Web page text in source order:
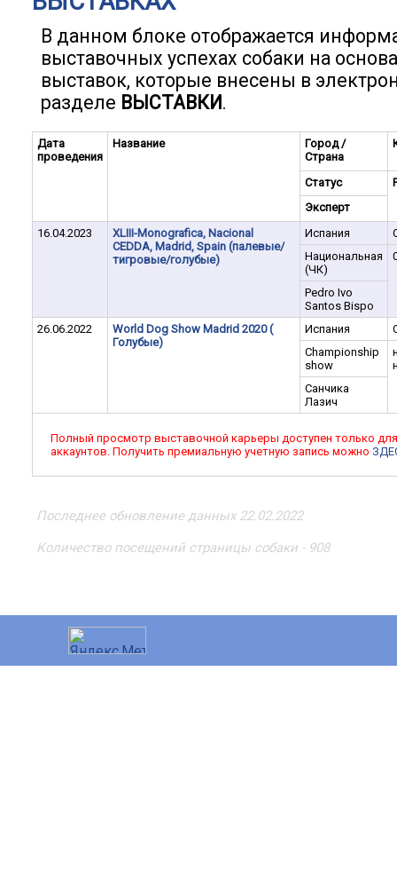
В данном блоке отображается
выставочных успехах собаки на
выставок, которые внесены в
разделе ВЫСТАВКИ.
Дата
проведения
Название
Город /
Страна
Статус
Эксперт
16.04.2023
XLIII-Monografica, Nacional
CEDDA, Madrid, Spain (палевые/
тигровые/голубые)
Испания
Национальная
(ЧК)
Pedro Ivo
Santos Bispo
26.06.2022
World Dog Show Madrid 2020 (
Голубые)
Испания
Championship
show
Санчика
Лазич
Полный просмотр выставочной карьеры доступен только
аккаунтов. Получить премиальную учетную запись можно
Последнее обновление данных 22.02.2022
Количество посещений страницы собаки - 908